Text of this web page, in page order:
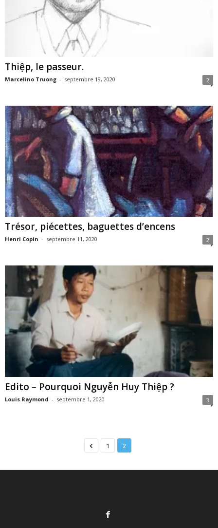
Thiệp, le passeur.
Marcelino Truong - septembre 19, 2020 2
Trésor, piécettes, baguettes d’encens
Henri Copin - septembre 11, 2020 2
Edito – Pourquoi Nguyễn Huy Thiệp ?
Louis Raymond - septembre 1, 2020 3
1 2